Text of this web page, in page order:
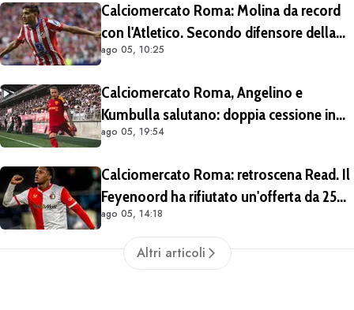
Calciomercato Roma: Molina da record
con l'Atletico. Secondo difensore della
Liga per gol e assist nelle ultime 4
ago 05, 10:25
Calciomercato Roma, Angelino e
Kumbulla salutano: doppia cessione in
Spagna
ago 05, 19:54
Calciomercato Roma: retroscena Read. Il
Feyenoord ha rifiutato un'offerta da 25
milioni di euro più 4 di bonus
ago 05, 14:18
Altri articoli